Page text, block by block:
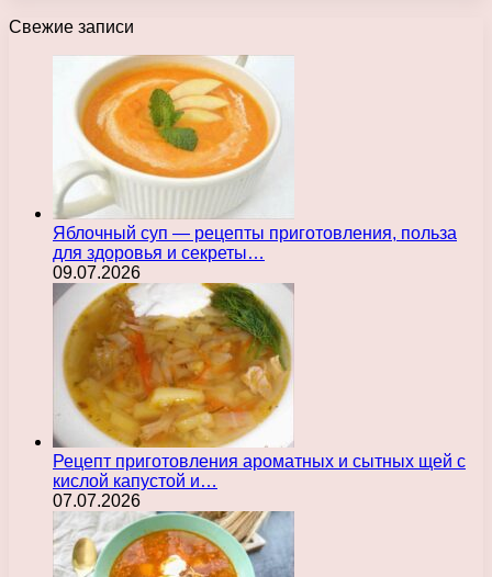
Свежие записи
Яблочный суп — рецепты приготовления, польза
для здоровья и секреты…
09.07.2026
Рецепт приготовления ароматных и сытных щей с
кислой капустой и…
07.07.2026